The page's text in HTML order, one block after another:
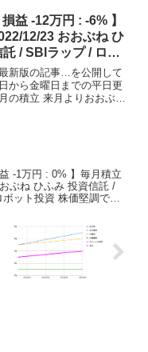
なってますね。年初から
損益 -12万円 : -6% 】
12/23 おおぶね ひ
/ SBIラップ / ロボ
株下落 景気後退懸
！
新版の記事…を公開して
から金曜日までの平日更
の積立 来月よりおおぶね
-1万円 : 0% 】毎月積立
ぶね ひふみ 投資信託 /
ット投資 株価堅調で損